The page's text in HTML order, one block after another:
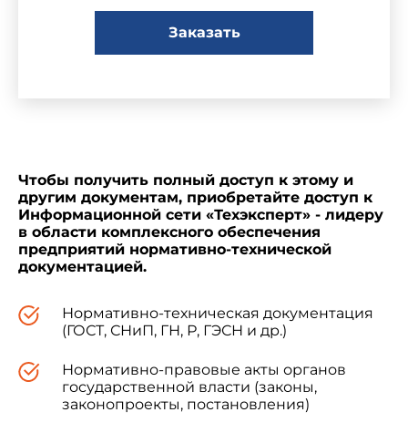
Заказать
Чтобы получить полный доступ к этому и
другим документам, приобретайте доступ к
Информационной сети «Техэксперт» - лидеру
в области комплексного обеспечения
предприятий нормативно-технической
документацией.
Нормативно-техническая документация
(ГОСТ, СНиП, ГН, Р, ГЭСН и др.)
Нормативно-правовые акты органов
государственной власти (законы,
законопроекты, постановления)